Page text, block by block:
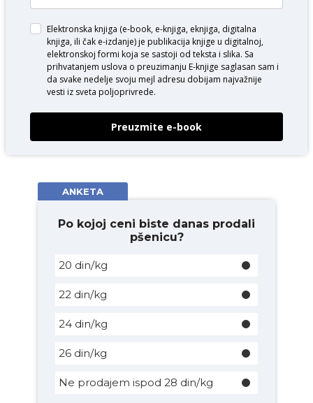
Elektronska knjiga (e-book, e-knjiga, eknjiga, digitalna
knjiga, ili čak e-izdanje) je publikacija knjige u digitalnoj,
elektronskoj formi koja se sastoji od teksta i slika. Sa
prihvatanjem uslova o preuzimanju E-knjige saglasan sam i
da svake nedelje svoju mejl adresu dobijam najvažnije
vesti iz sveta poljoprivrede.
Preuzmite e-book
ANKETA
Po kojoj ceni biste danas prodali
pšenicu?
20 din/kg
22 din/kg
24 din/kg
26 din/kg
Ne prodajem ispod 28 din/kg